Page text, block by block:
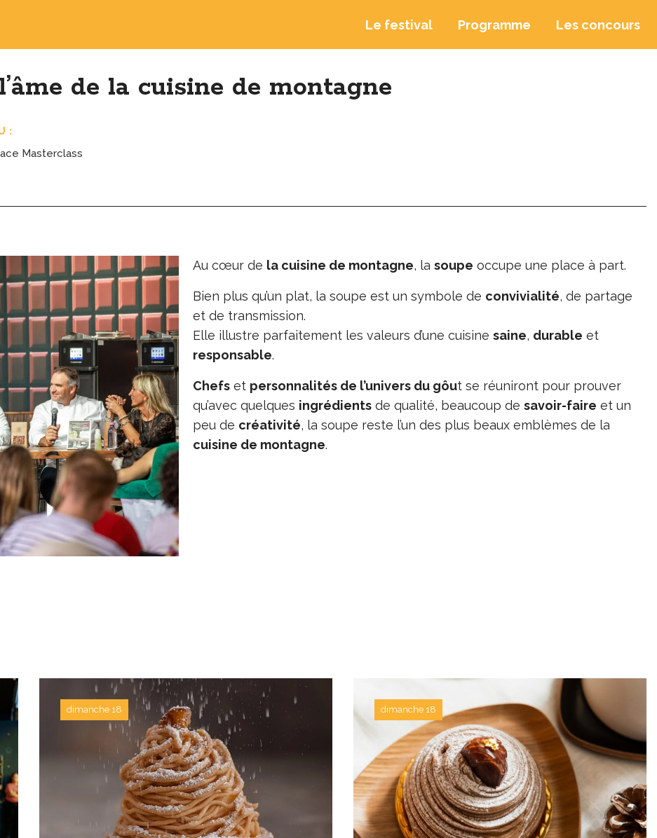
Le festival Programme Les concours
de la cuisine de montagne
:
Masterclass
Au cœur de la cuisine de montagne, la soupe occupe une place à part.
Bien plus qu’un plat, la soupe est un symbole de convivialité, de partage
et de transmission.
Elle illustre parfaitement les valeurs d’une cuisine saine, durable et
responsable.
Chefs et personnalités de l’univers du gôut se réuniront pour prouver
qu’avec quelques ingrédients de qualité, beaucoup de savoir-faire et un
peu de créativité, la soupe reste l’un des plus beaux emblèmes de la
cuisine de montagne.
dimanche 18 dimanche 18